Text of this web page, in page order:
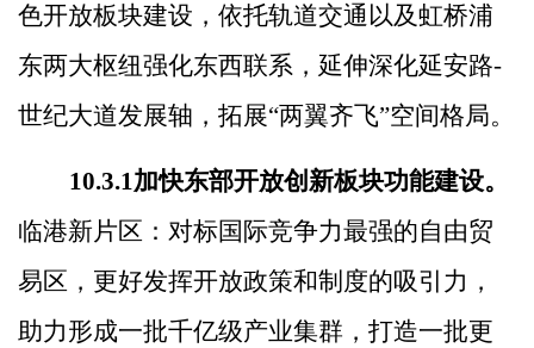
色开放板块建设，依托轨道交通以及虹桥浦
东两大枢纽强化东西联系，延伸深化延安路-
世纪大道发展轴，拓展“两翼齐飞”空间格局。
10.3.1加快东部开放创新板块功能建设。
临港新片区：对标国际竞争力最强的自由贸
易区，更好发挥开放政策和制度的吸引力，
助力形成一批千亿级产业集群，打造一批更